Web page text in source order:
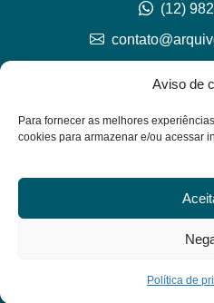
Aviso de
Para fornecer as melhores
cookies para armazenar e/ou acessar
Política de
© Arquivo de
CNPJ
Lh Graphic
(12)